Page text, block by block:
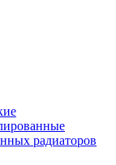
радиаторов